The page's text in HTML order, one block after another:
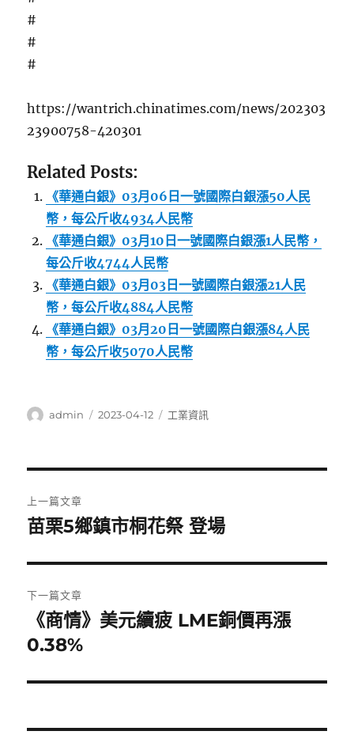
#
#
#
https://wantrich.chinatimes.com/news/202303
23900758-420301
Related Posts:
《華通白銀》03月06日一號國際白銀漲50人民
幣，每公斤收4934人民幣
《華通白銀》03月10日一號國際白銀漲1人民幣，
每公斤收4744人民幣
《華通白銀》03月03日一號國際白銀漲21人民
幣，每公斤收4884人民幣
《華通白銀》03月20日一號國際白銀漲84人民
幣，每公斤收5070人民幣
作
admin
發
2023-04-12
分
工業資訊
章
覽
上一篇文章
上
篇
文
章:
苗栗5鄉鎮市桐花祭 登場
下一篇文章
下
一
文
《商情》美元續疲 LME銅價再漲
0.38%